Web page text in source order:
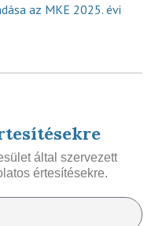
az MKE 2025. évi
által szervezett
értesítésekre.